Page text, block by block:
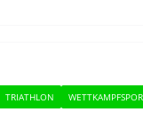
TRIATHLON